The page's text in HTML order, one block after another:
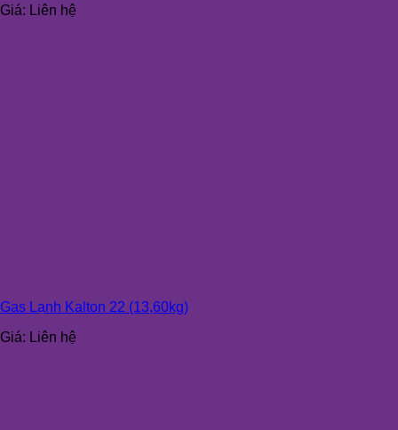
Giá: Liên hệ
Gas Lạnh Kalton 22 (13,60kg)
Giá: Liên hệ